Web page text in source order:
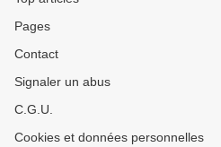
Pages
Contact
Signaler un abus
C.G.U.
Cookies et données personnelles